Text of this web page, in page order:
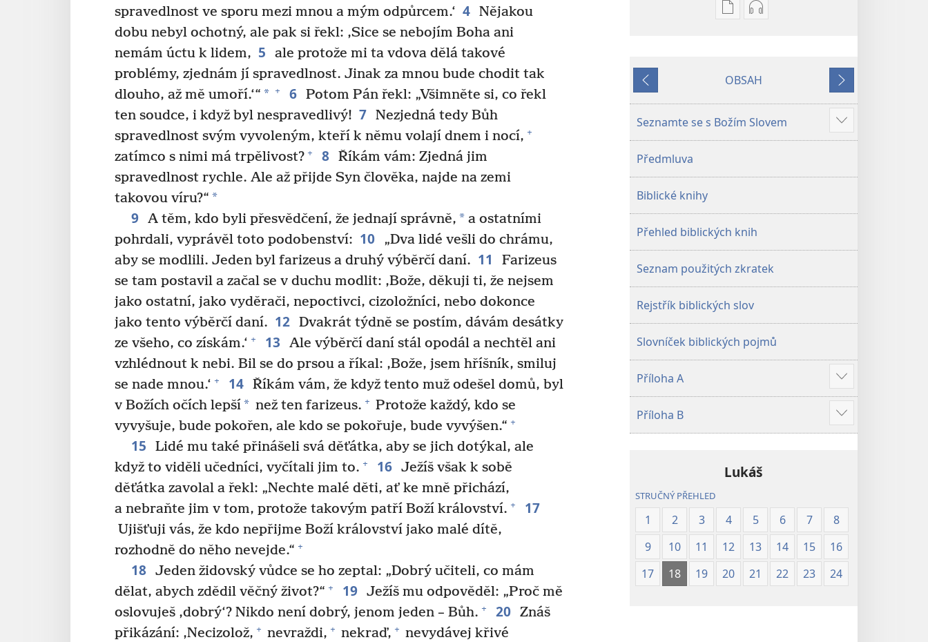
spravedlnost ve sporu mezi mnou a mým odpůrcem.‘ 4 Nějakou
dobu nebyl ochotný, ale pak si řekl: ‚Sice se nebojím Boha ani
nemám úctu k lidem, 5
ale protože mi ta vdova dělá takové
problémy, zjednám jí spravedlnost. Jinak za mnou bude chodit tak
dlouho, až mě umoří.‘“ * + 6 Potom Pán řekl: „Všimněte si, co řekl
ten soudce, i když byl nespravedlivý! 7 Nezjedná tedy Bůh
spravedlnost svým vyvoleným, kteří k němu volají dnem i nocí, +
zatímco s nimi má trpělivost? + 8 Říkám vám: Zjedná jim
spravedlnost rychle. Ale až přijde Syn člověka, najde na zemi
takovou víru?“ *
9 A těm, kdo byli přesvědčení, že jednají správně, *a ostatními
pohrdali, vyprávěl toto podobenství: 10
„Dva lidé vešli do chrámu,
aby se modlili. Jeden byl farizeus a druhý výběrčí daní. 11
Farizeus
se tam postavil a začal se v duchu modlit: ‚Bože, děkuji ti, že nejsem
jako ostatní, jako vyděrači, nepoctivci, cizoložníci, nebo dokonce
jako tento výběrčí daní. 12 Dvakrát týdně se postím, dávám desátky
ze všeho, co získám.‘ + 13
Ale výběrčí daní stál opodál a nechtěl ani
vzhlédnout k nebi. Bil se do prsou a říkal: ‚Bože, jsem hříšník, smiluj
se nade mnou.‘ + 14 Říkám vám, že když tento muž odešel domů, byl
v Božích očích lepší* než ten farizeus. + Protože každý, kdo se
vyvyšuje, bude pokořen, ale kdo se pokořuje, bude vyvýšen.“ +
15
Lidé mu také přinášeli svá děťátka, aby se jich dotýkal, ale
když to viděli učedníci, vyčítali jim to. + 16 Ježíš však k sobě
děťátka zavolal a řekl: „Nechte malé děti, ať ke mně přichází,
a nebraňte jim v tom, protože takovým patří Boží království. + 17
Ujišťuji vás, že kdo nepřijme Boží království jako malé dítě,
rozhodně do něho nevejde.“ +
18 Jeden židovský vůdce se ho zeptal: „Dobrý učiteli, co mám
dělat, abych zdědil věčný život?“ + 19 Ježíš mu odpověděl: „Proč mě
oslovuješ ‚dobrý‘? Nikdo není dobrý, jenom jeden – Bůh. + 20 Znáš
přikázání: ‚Necizolož, + nevraždi, + nekraď, + nevydávej křivé
Formáty
Bible –
nového
světa
Formáty
Bible –
nového
světa
Předchozí
OBSAH
Další
Seznamte se s Božím Slovem
Ukázat
více
Předmluva
Biblické knihy
Přehled biblických knih
Seznam použitých zkratek
Rejstřík biblických slov
Slovníček biblických pojmů
Příloha A
Ukázat
více
Příloha B
Ukázat
více
Lukáš
STRUČNÝ PŘEHLED
1 2 3 4 5 6 7
8
9
10 11 12 13 14 15
16
17
18 19 20 21 22 23 24